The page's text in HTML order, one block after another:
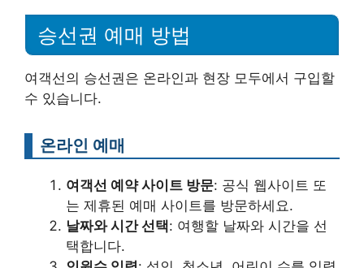
승선권 예매 방법
여객선의 승선권은 온라인과 현장 모두에서 구입할
수 있습니다.
온라인 예매
여객선 예약 사이트 방문: 공식 웹사이트 또
는 제휴된 예매 사이트를 방문하세요.
날짜와 시간 선택: 여행할 날짜와 시간을 선
택합니다.